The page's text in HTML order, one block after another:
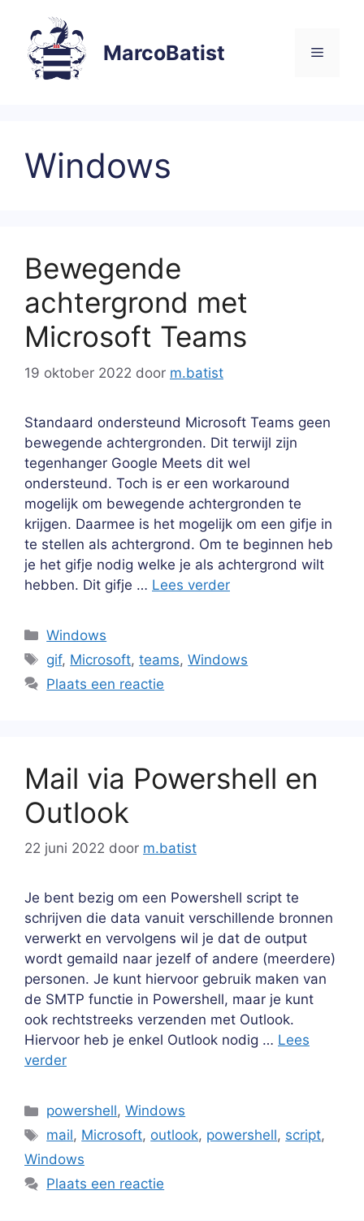
inhoud
MarcoBatist Menu
Windows
Bewegende
achtergrond met
Microsoft Teams
19 oktober 2022 door m.batist
Standaard ondersteund Microsoft Teams geen
bewegende achtergronden. Dit terwijl zijn
tegenhanger Google Meets dit wel
ondersteund. Toch is er een workaround
mogelijk om bewegende achtergronden te
krijgen. Daarmee is het mogelijk om een gifje in
te stellen als achtergrond. Om te beginnen heb
je het gifje nodig welke je als achtergrond wilt
hebben. Dit gifje … Lees verder
Categorieën
Windows
Tags
gif, Microsoft,teams,Windows
Plaats een reactie
Mail via Powershell en
Outlook
22 juni 2022 door m.batist
Je bent bezig om een Powershell script te
schrijven die data vanuit verschillende bronnen
verwerkt en vervolgens wil je dat de output
wordt gemaild naar jezelf of andere (meerdere)
personen. Je kunt hiervoor gebruik maken van
de SMTP functie in Powershell, maar je kunt
ook rechtstreeks verzenden met Outlook.
Hiervoor heb je enkel Outlook nodig … Lees
verder
Categorieën
powershell,Windows
Tags
mail, Microsoft, outlook, powershell, script,
Windows
Plaats een reactie